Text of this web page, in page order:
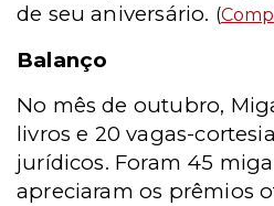
de seu aniversário. (
Balanço
No mês de outubro,
livros e 20 vagas-
jurídicos. Foram 45
apreciaram os prêmios